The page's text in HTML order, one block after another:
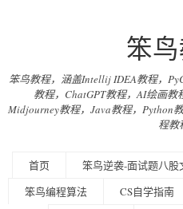
笨
笨鸟教程，涵盖Intellij IDEA教程，
教程，ChatGPT教程，AI绘画教
Midjourney教程，Java教程，Python
程教
首页 笨鸟逆袭-面试题八股
笨鸟编程算法
CS自学指南